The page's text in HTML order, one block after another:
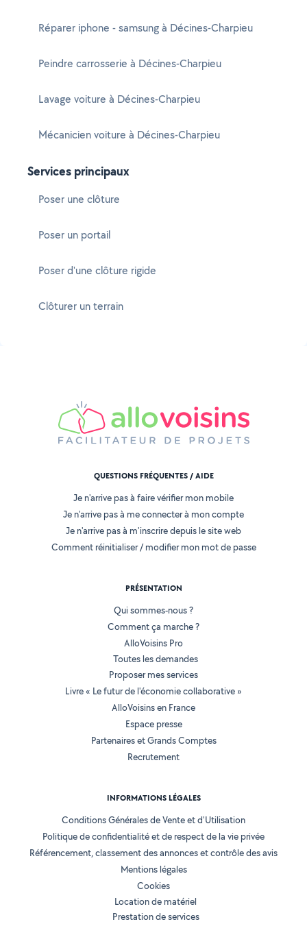
Réparer iphone - samsung à Décines-Charpieu
Peindre carrosserie à Décines-Charpieu
Lavage voiture à Décines-Charpieu
Mécanicien voiture à Décines-Charpieu
Services principaux
Poser une clôture
Poser un portail
Poser d'une clôture rigide
Clôturer un terrain
QUESTIONS FRÉQUENTES / AIDE
Je n'arrive pas à faire vérifier mon mobile
Je n'arrive pas à me connecter à mon compte
Je n'arrive pas à m'inscrire depuis le site web
Comment réinitialiser / modifier mon mot de passe
PRÉSENTATION
Qui sommes-nous ?
Comment ça marche ?
AlloVoisins Pro
Toutes les demandes
Proposer mes services
Livre « Le futur de l'économie collaborative »
AlloVoisins en France
Espace presse
Partenaires et Grands Comptes
Recrutement
INFORMATIONS LÉGALES
Conditions Générales de Vente et d'Utilisation
Politique de confidentialité et de respect de la vie privée
Référencement, classement des annonces et contrôle des avis
Mentions légales
Cookies
Location de matériel
Prestation de services